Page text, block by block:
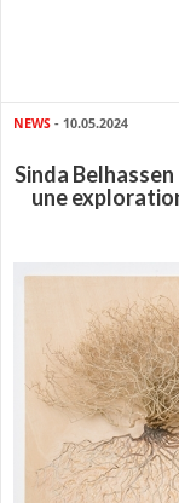
NEWS - 10.05.2024
Sinda
une